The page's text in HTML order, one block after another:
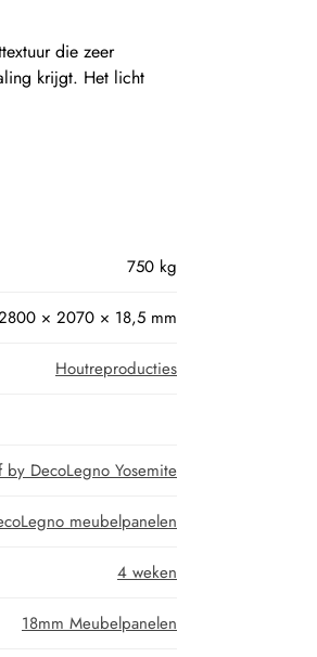
die zeer
krijgt. Het licht
750 kg
× 2070 × 18,5 mm
Houtreproducties
by DecoLegno Yosemite
meubelpanelen
4 weken
18mm Meubelpanelen